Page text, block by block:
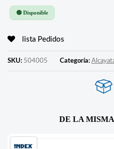
🟢 Disponible
lista Pedidos
SKU: 504005 Categoría:
DE LA